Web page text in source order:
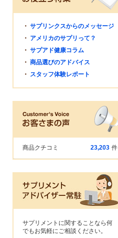
・ サプリンクスからのメッセージ
・ アメリカのサプリって？
・ サプアド健康コラム
・ 商品選びのアドバイス
・ スタッフ体験レポート
商品クチコミ 23,203 件
サプリメントに関することなら何
でもお気軽にご相談ください。